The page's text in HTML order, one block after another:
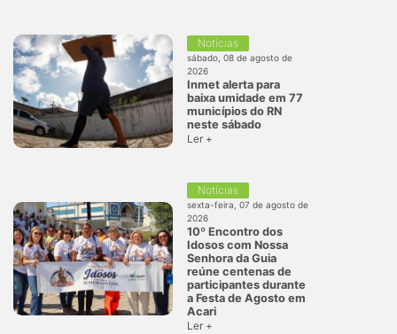
Notícias
sábado, 08 de agosto de
2026
Inmet alerta para
baixa umidade em 77
municípios do RN
neste sábado
Ler +
Notícias
sexta-feira, 07 de agosto de
2026
10º Encontro dos
Idosos com Nossa
Senhora da Guia
reúne centenas de
participantes durante
a Festa de Agosto em
Acari
Ler +